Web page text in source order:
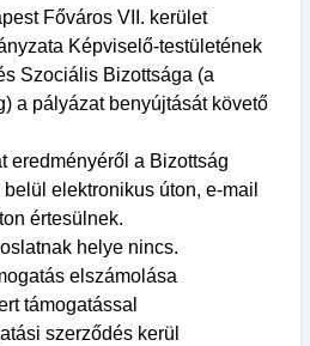
Főváros VII. kerület
Képviselő-testületének
Szociális Bizottsága (a
a pályázat benyújtását követő
eredményéről a Bizottság
elektronikus úton, e-mail
értesülnek.
helye nincs.
elszámolása
támogatással
szerződés kerül